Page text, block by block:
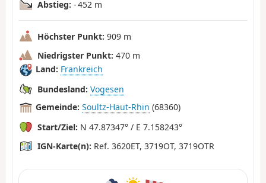
Abstieg: - 452 m
Höchster Punkt: 909 m
Niedrigster Punkt: 470 m
Land: Frankreich
Bundesland: Vogesen
Gemeinde: Soultz-Haut-Rhin (68360)
Start/Ziel: N 47.87347° / E 7.158243°
IGN-Karte(n): Ref. 3620ET, 3719OT, 3719OTR